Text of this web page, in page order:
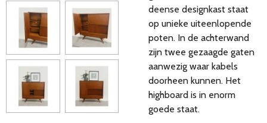
deense designkast staat
op unieke uiteenlopende
poten. In de achterwand
zijn twee gezaagde gaten
aanwezig waar kabels
doorheen kunnen. Het
highboard is in enorm
goede staat.